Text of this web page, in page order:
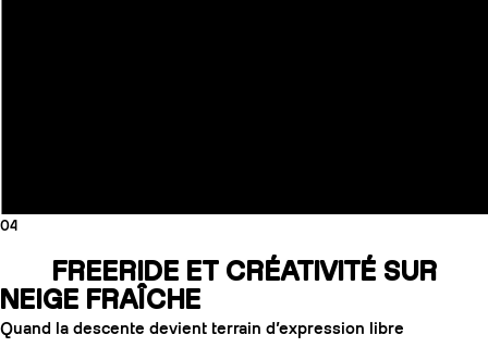
04
FREERIDE ET CRÉATIVITÉ SUR
NEIGE FRAÎCHE
Quand la descente devient terrain d’expression libre